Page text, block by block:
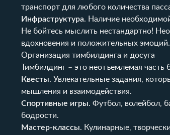
транспорт для любого количества
Инфраструктура. Наличие
Не бойтесь мыслить нестандартно!
вдохновения и положительных эмоций.
Организация тимбилдинга и досуга
Тимбилдинг – это неотъемлемая
Квесты. Увлекательные задания,
мышления и взаимодействия.
Спортивные игры. Футбол, волейбол,
бодрости.
Мастер-классы. Кулинарные,